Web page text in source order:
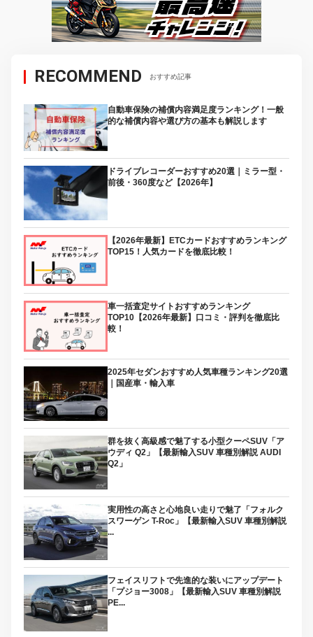
RECOMMEND おすすめ記事
自動車保険の補償内容満足度ランキング！一般
的な補償内容や選び方の基本も解説します
ドライブレコーダーおすすめ20選｜ミラー型・
前後・360度など【2026年】
【2026年最新】ETCカードおすすめランキング
TOP15！人気カードを徹底比較！
車一括査定サイトおすすめランキング
TOP10【2026年最新】口コミ・評判を徹底比
較！
2025年セダンおすすめ人気車種ランキング20選
｜国産車・輸入車
群を抜く高級感で魅了する小型クーペSUV「ア
ウディ Q2」【最新輸入SUV 車種別解説 AUDI
Q2」
実用性の高さと心地良い走りで魅了「フォルク
スワーゲン T-Roc」【最新輸入SUV 車種別解説
...
フェイスリフトで先進的な装いにアップデート
「プジョー3008」【最新輸入SUV 車種別解説
PE...